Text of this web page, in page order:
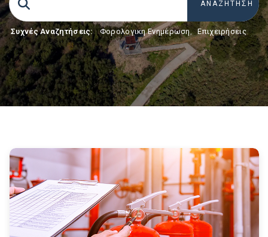
Συχνές Αναζητήσεις: Φορολογικη Ενημέρωση, Επιχειρήσεις